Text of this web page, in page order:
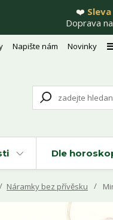
❤️
Doprava
Napište nám Novinky
Dle
Náramky bez přívěsku